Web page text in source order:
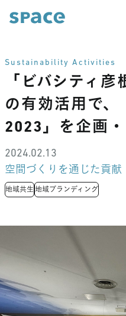
Sustainability Activities
「ビバシティ
の有効活用で、
2023」を企画
2024.02.13
空間づくりを通じた貢献
地域共生 地域ブランディング